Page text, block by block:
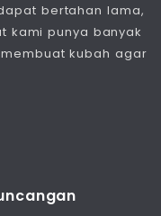
bertahan lama,
kami punya banyak
kubah agar